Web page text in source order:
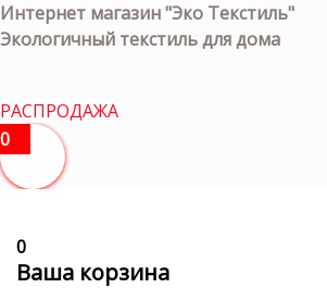
Интернет магазин "Эко Текстиль"
Экологичный текстиль для дома
РАСПРОДАЖА
0
0
Ваша корзина